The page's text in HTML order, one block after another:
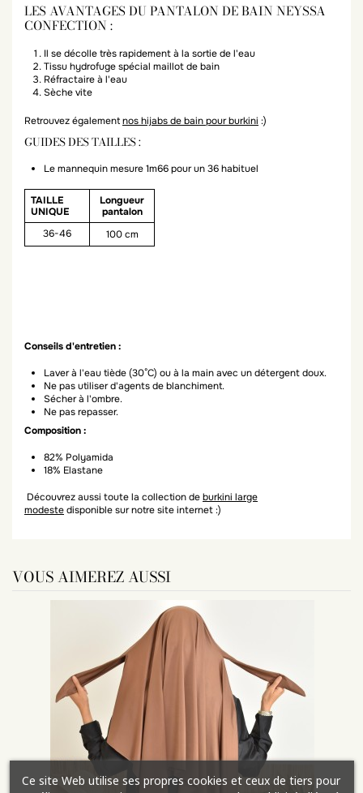
LES AVANTAGES DU PANTALON DE BAIN NEYSSA
CONFECTION :
Il se décolle très rapidement à la sortie de l'eau
Tissu hydrofuge spécial maillot de bain
Réfractaire à l'eau
Sèche vite
Retrouvez égalementnos hijabs de bain pour burkini :)
GUIDES DES TAILLES :
Le mannequin mesure 1m66 pour un 36 habituel
TAILLE
UNIQUE
Longueur
pantalon
36-46
100 cm
Conseils d'entretien :
Laver à l'eau tiède (30°C) ou à la main avec un détergent doux.
Ne pas utiliser d'agents de blanchiment.
Sécher à l'ombre.
Ne pas repasser.
Composition :
82% Polyamida
18% Elastane
Découvrez aussi toute la collection deburkini large
modestedisponible sur notre site internet :)
VOUS AIMEREZ AUSSI
Ce site Web utilise ses propres cookies et ceux de tiers pour